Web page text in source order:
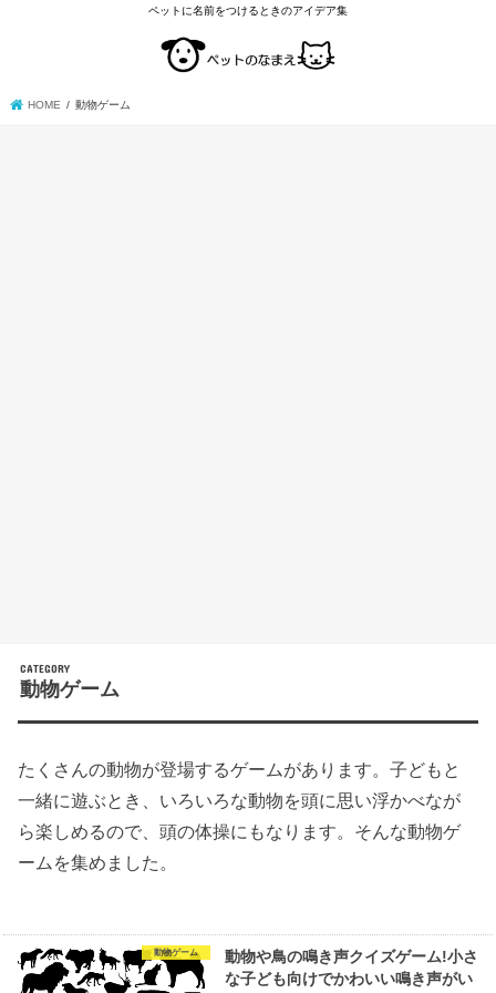
ペットに名前をつけるときのアイデア集
HOME 動物ゲーム
動物ゲーム
たくさんの動物が登場するゲームがあります。子どもと
一緒に遊ぶとき、いろいろな動物を頭に思い浮かべなが
ら楽しめるので、頭の体操にもなります。そんな動物ゲ
ームを集めました。
動物ゲーム
動物や鳥の鳴き声クイズゲーム!小さ
な子ども向けでかわいい鳴き声がい